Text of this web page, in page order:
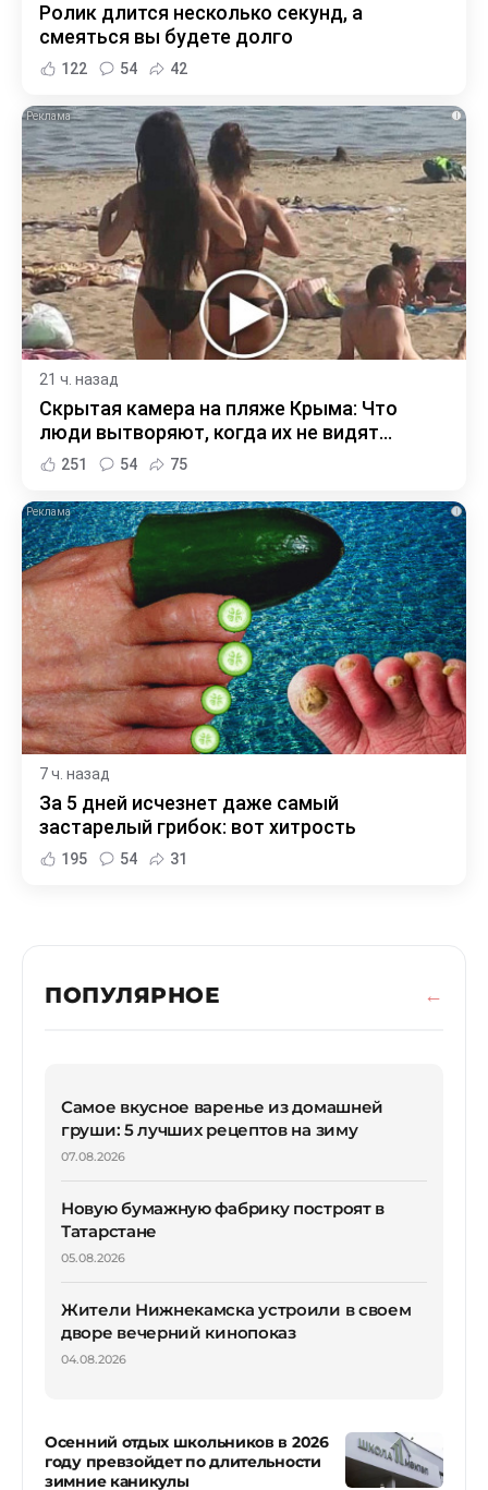
Ролик длится несколько секунд, а
смеяться вы будете долго
122 54 42
i
21 ч. назад
Скрытая камера на пляже Крыма: Что
люди вытворяют, когда их не видят...
251 54 75
i
7 ч. назад
За 5 дней исчезнет даже самый
застарелый грибок: вот хитрость
195 54 31
ПОПУЛЯРНОЕ
Самое вкусное варенье из домашней
груши: 5 лучших рецептов на зиму
07.08.2026
Новую бумажную фабрику построят в
Татарстане
05.08.2026
Жители Нижнекамска устроили в своем
дворе вечерний кинопоказ
04.08.2026
Осенний отдых школьников в 2026
году превзойдет по длительности
зимние каникулы